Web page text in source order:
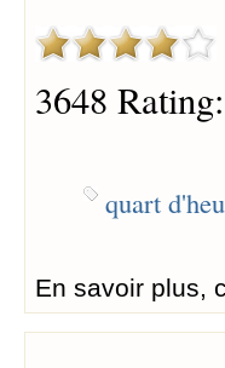
3648 Rating:
quart
En savoir plus,